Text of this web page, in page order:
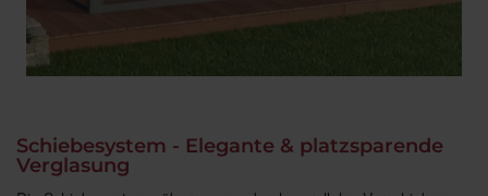
Schiebesystem - Elegante & platzsparende
Verglasung